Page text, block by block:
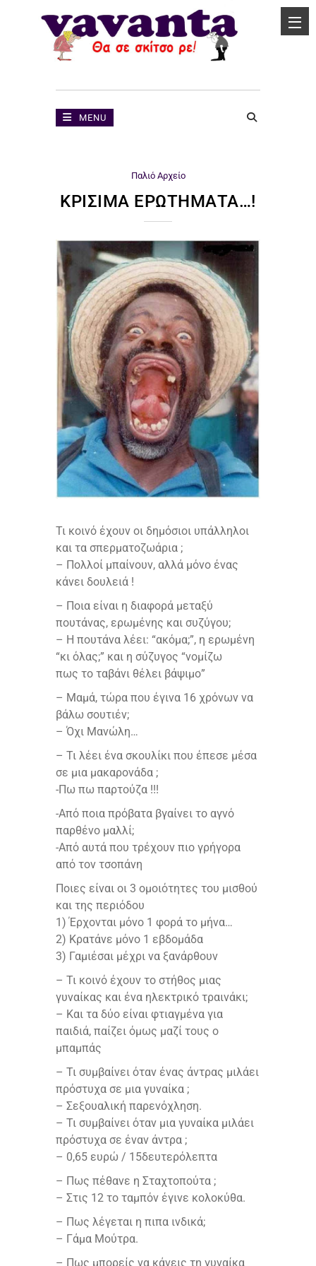
MENU
Παλιό Αρχείο
ΚΡΊΣΙΜΑ ΕΡΩΤΉΜΑΤΑ…!
Τι κοινό έχουν οι δημόσιοι υπάλληλοι
και τα σπερματοζωάρια ;
– Πολλοί μπαίνουν, αλλά μόνο ένας
κάνει δουλειά !
– Ποια είναι η διαφορά μεταξύ
πουτάνας, ερωμένης και συζύγου;
– Η πουτάνα λέει: “ακόμα;”, η ερωμένη
“κι όλας;” και η σύζυγος “νομίζω
πως το ταβάνι θέλει βάψιμο”
– Μαμά, τώρα που έγινα 16 χρόνων να
βάλω σουτιέν;
– Όχι Μανώλη…
– Τι λέει ένα σκουλίκι που έπεσε μέσα
σε μια μακαρονάδα ;
-Πω πω παρτούζα !!!
-Από ποια πρόβατα βγαίνει το αγνό
παρθένο μαλλί;
-Από αυτά που τρέχουν πιο γρήγορα
από τον τσοπάνη
Ποιες είναι οι 3 ομοιότητες του μισθού
και της περιόδου
1) Έρχονται μόνο 1 φορά το μήνα…
2) Κρατάνε μόνο 1 εβδομάδα
3) Γαμιέσαι μέχρι να ξανάρθουν
– Τι κοινό έχουν το στήθος μιας
γυναίκας και ένα ηλεκτρικό τραινάκι;
– Και τα δύο είναι φτιαγμένα για
παιδιά, παίζει όμως μαζί τους ο
μπαμπάς
– Τι συμβαίνει όταν ένας άντρας μιλάει
πρόστυχα σε μια γυναίκα ;
– Σεξουαλική παρενόχληση.
– Τι συμβαίνει όταν μια γυναίκα μιλάει
πρόστυχα σε έναν άντρα ;
– 0,65 ευρώ / 15δευτερόλεπτα
– Πως πέθανε η Σταχτοπούτα ;
– Στις 12 το ταμπόν έγινε κολοκύθα.
– Πως λέγεται η πιπα ινδικά;
– Γάμα Μούτρα.
– Πως μπορείς να κάνεις τη γυναίκα